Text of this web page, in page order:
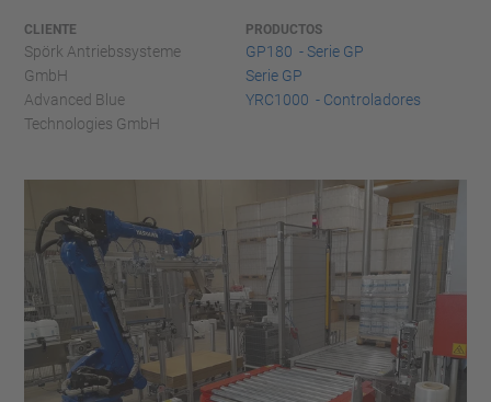
CLIENTE
Spörk Antriebssysteme
GmbH
Advanced Blue
Technologies GmbH
PRODUCTOS
GP180 - Serie GP
Serie GP
YRC1000 - Controladores